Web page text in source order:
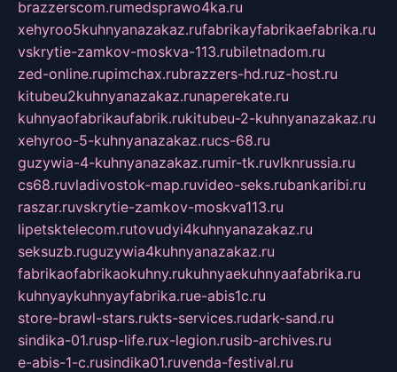
brazzerscom.rumedsprawo4ka.ru
xehyroo5kuhnyanazakaz.rufabrikayfabrikaefabrika.ru
vskrytie-zamkov-moskva-113.rubiletnadom.ru
zed-online.rupimchax.rubrazzers-hd.ruz-host.ru
kitubeu2kuhnyanazakaz.runaperekate.ru
kuhnyaofabrikaufabrik.rukitubeu-2-kuhnyanazakaz.ru
xehyroo-5-kuhnyanazakaz.rucs-68.ru
guzywia-4-kuhnyanazakaz.rumir-tk.ruvlknrussia.ru
cs68.ruvladivostok-map.ruvideo-seks.rubankaribi.ru
raszar.ruvskrytie-zamkov-moskva113.ru
lipetsktelecom.rutovudyi4kuhnyanazakaz.ru
seksuzb.ruguzywia4kuhnyanazakaz.ru
fabrikaofabrikaokuhny.rukuhnyaekuhnyaafabrika.ru
kuhnyaykuhnyayfabrika.rue-abis1c.ru
store-brawl-stars.rukts-services.rudark-sand.ru
sindika-01.rusp-life.rux-legion.rusib-archives.ru
e-abis-1-c.rusindika01.ruvenda-festival.ru